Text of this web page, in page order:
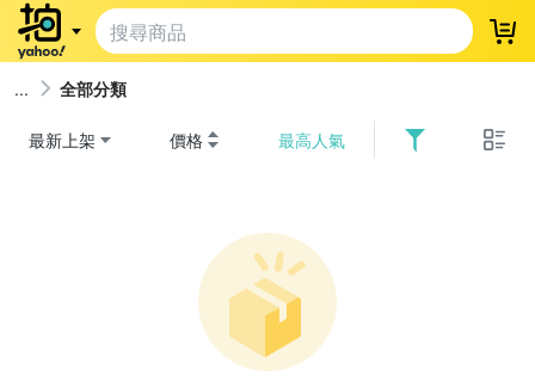
登
全部分類
最新上架 價格 最高人氣